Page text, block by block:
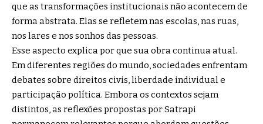
que as transformações institucionais não acontecem de
forma abstrata. Elas se refletem nas escolas, nas ruas,
nos lares e nos sonhos das pessoas.
Esse aspecto explica por que sua obra continua atual.
Em diferentes regiões do mundo, sociedades enfrentam
debates sobre direitos civis, liberdade individual e
participação política. Embora os contextos sejam
distintos, as reflexões propostas por Satrapi